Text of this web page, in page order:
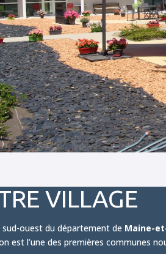
VILLAGE
sud-ouest du département de Maine-
est l’une des premières communes